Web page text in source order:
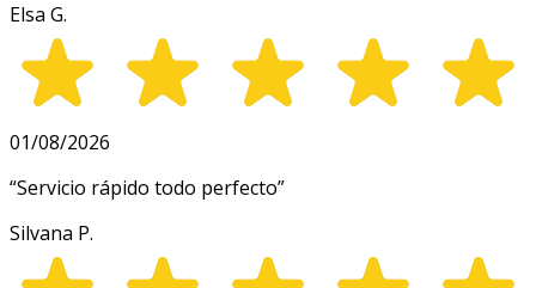
Elsa G.
01/08/2026
“Servicio rápido todo perfecto”
Silvana P.